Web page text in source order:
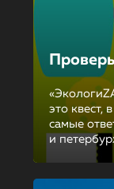
это квест,
самые
и